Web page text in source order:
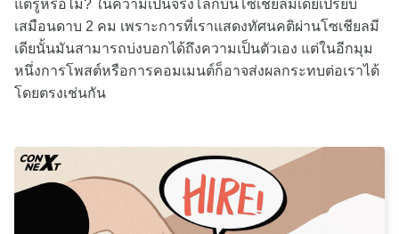
แต่รู้หรือไม่? ในความเป็นจริงโลกบนโซเชียลมีเดียเปรียบ
เสมือนดาบ 2 คม เพราะการที่เราแสดงทัศนคติผ่านโซเชียลมี
เดียนั้นมันสามารถบ่งบอกได้ถึงความเป็นตัวเอง แต่ในอีกมุม
หนึ่งการโพสต์หรือการคอมเมนต์ก็อาจส่งผลกระทบต่อเราได้
โดยตรงเช่นกัน